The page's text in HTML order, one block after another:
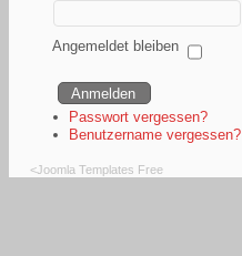
Angemeldet bleiben
Passwort vergessen?
Benutzername vergessen?
<Joomla Templates Free